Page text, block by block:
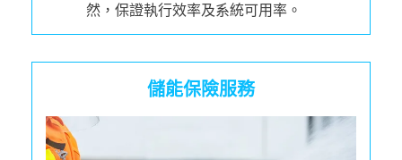
然，保證執行效率及系統可用率。
儲能保險服務